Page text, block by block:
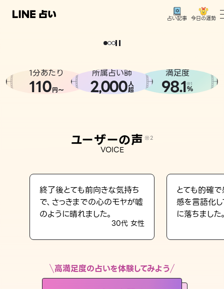
占い記事 今日の運勢
相談事例
LINE占いを開く
※LINEアプリ内のサービスページへ遷移します
どうせなら
。
1分あたり
110円〜
所属占い師
2,000人
超
満足度
98.1※1
%
ユーザーの声 ※2
VOICE
終了後とても前向きな気持ち
で、さっきまでの心のモヤが嘘
のように晴れました。
30代 女性
とても的確
感を言語化
に落ちました
高満足度の占いを体験してみよう